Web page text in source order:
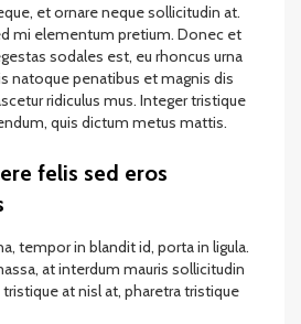
et ornare neque sollicitudin at.
mi elementum pretium. Donec et
sodales est, eu rhoncus urna
natoque penatibus et magnis dis
ridiculus mus. Integer tristique
quis dictum metus mattis.
felis sed eros
tempor in blandit id, porta in ligula.
at interdum mauris sollicitudin
tristique at nisl at, pharetra tristique